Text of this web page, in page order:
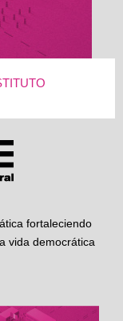
fortaleciendo
vida democrática